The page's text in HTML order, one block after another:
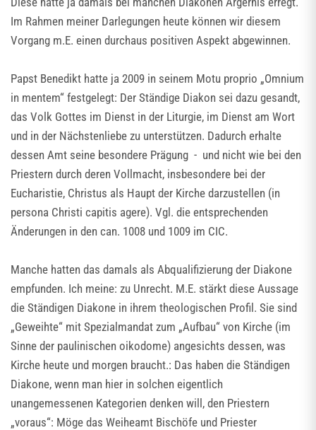
Im Rahmen meiner Darlegungen heute können wir diesem
Vorgang m.E. einen durchaus positiven Aspekt abgewinnen.
Papst Benedikt hatte ja 2009 in seinem Motu proprio „Omnium
in mentem“ festgelegt: Der Ständige Diakon sei dazu gesandt,
das Volk Gottes im Dienst in der Liturgie, im Dienst am Wort
und in der Nächstenliebe zu unterstützen. Dadurch erhalte
dessen Amt seine besondere Prägung - und nicht wie bei den
Priestern durch deren Vollmacht, insbesondere bei der
Eucharistie, Christus als Haupt der Kirche darzustellen (in
persona Christi capitis agere). Vgl. die entsprechenden
Änderungen in den can. 1008 und 1009 im CIC.
Manche hatten das damals als Abqualifizierung der Diakone
empfunden. Ich meine: zu Unrecht. M.E. stärkt diese Aussage
die Ständigen Diakone in ihrem theologischen Profil. Sie sind
„Geweihte“ mit Spezialmandat zum „Aufbau“ von Kirche (im
Sinne der paulinischen oikodome) angesichts dessen, was
Kirche heute und morgen braucht.: Das haben die Ständigen
Diakone, wenn man hier in solchen eigentlich
unangemessenen Kategorien denken will, den Priestern
„voraus“: Möge das Weiheamt Bischöfe und Priester